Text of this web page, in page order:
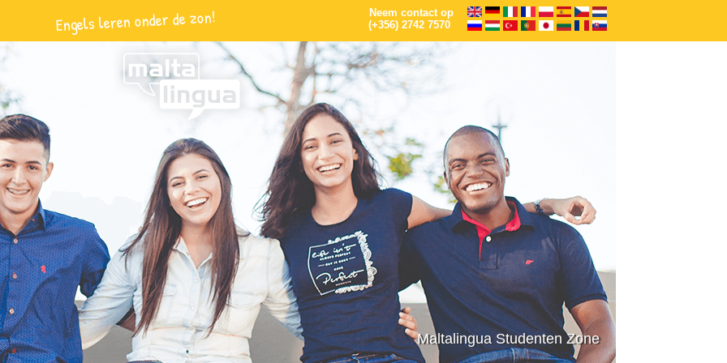
Engels leren onder de zon!
Neem contact op
(+356) 2742 7570
Maltalingua Studenten Zone